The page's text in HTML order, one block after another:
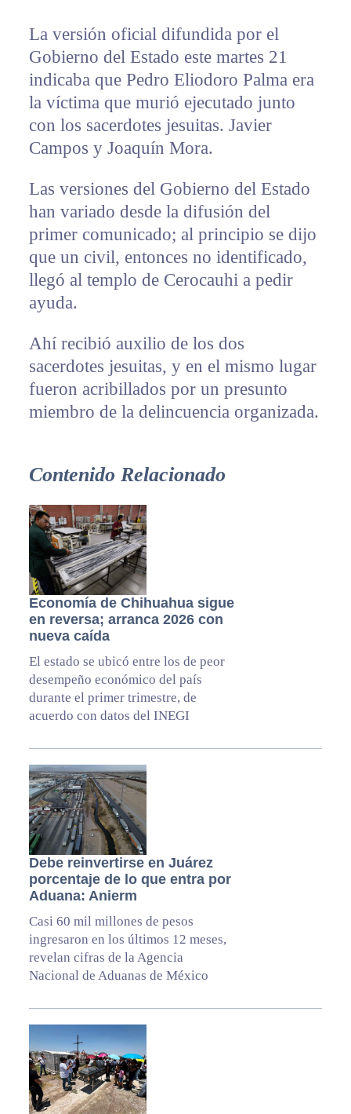
La versión oficial difundida por el
Gobierno del Estado este martes 21
indicaba que Pedro Eliodoro Palma era
la víctima que murió ejecutado junto
con los sacerdotes jesuitas. Javier
Campos y Joaquín Mora.
Las versiones del Gobierno del Estado
han variado desde la difusión del
primer comunicado; al principio se dijo
que un civil, entonces no identificado,
llegó al templo de Cerocauhi a pedir
ayuda.
Ahí recibió auxilio de los dos
sacerdotes jesuitas, y en el mismo lugar
fueron acribillados por un presunto
miembro de la delincuencia organizada.
Contenido Relacionado
Economía de Chihuahua sigue
en reversa; arranca 2026 con
nueva caída
El estado se ubicó entre los de peor
desempeño económico del país
durante el primer trimestre, de
acuerdo con datos del INEGI
Debe reinvertirse en Juárez
porcentaje de lo que entra por
Aduana: Anierm
Casi 60 mil millones de pesos
ingresaron en los últimos 12 meses,
revelan cifras de la Agencia
Nacional de Aduanas de México